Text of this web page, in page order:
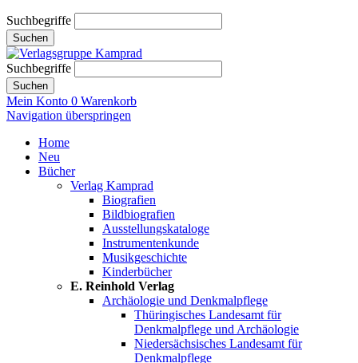
Suchbegriffe
Suchen
Suchbegriffe
Suchen
Mein Konto 0 Warenkorb
Navigation überspringen
Home
Neu
Bücher
Verlag Kamprad
Biografien
Bildbiografien
Ausstellungskataloge
Instrumentenkunde
Musikgeschichte
Kinderbücher
E. Reinhold Verlag
Archäologie und Denkmalpflege
Thüringisches Landesamt für
Denkmalpflege und Archäologie
Niedersächsisches Landesamt für
Denkmalpflege